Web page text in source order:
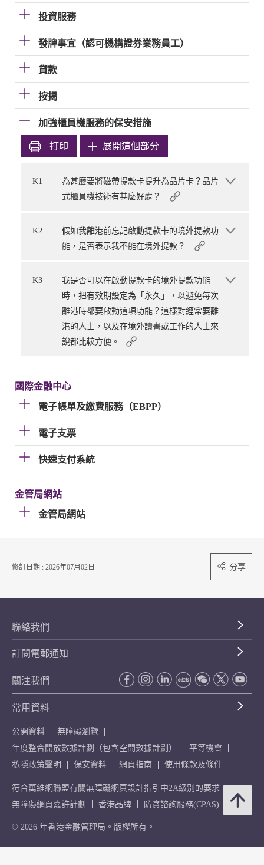
投資服務
發牌事宜（認可機構證券業務員工）
貸款
按揭
加強櫃員機服務的保安措施
打印 展開這個部分
K1
為甚麼要將磁帶提款卡提升為晶片卡？晶片
式櫃員機技術有甚麼好處？
K2
假如我離港前忘記啟動提款卡的境外提款功
能，是否表示我不能在境外提款？
K3
我是否可以在啟動提款卡的境外提款功能
時，把有效期設定為「永久」，以避免每次
離港時都要啟動這項功能？這樣對經常要離
港的人士，以及在境外讀書或工作的人士來
說都比較方便。
國際金融中心
電子帳單及繳費服務（EBPP）
電子支票
快速支付系統
金管局網站
金管局網站
修訂日期 : 2026年07月02日 分享
聯絡我們
訂閱電郵通知
關注我們
常用資料
公開資料
無障礙瀏覽
年度整合開放數據計劃（包含空間數據計劃）
平等機會
私隱政策聲明
保安資料 網頁指南 使用條款及條件
符合萬維網聯盟有關無障礙網頁設計指引中2A級別的要求
無障礙網頁嘉許計劃
香港品牌 防貪諮詢服務(CPAS)
© 2026 年香港金融管理局。版權所有。